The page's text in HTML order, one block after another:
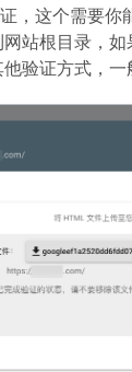
，这个需要你
站根目录，
验证方式，一